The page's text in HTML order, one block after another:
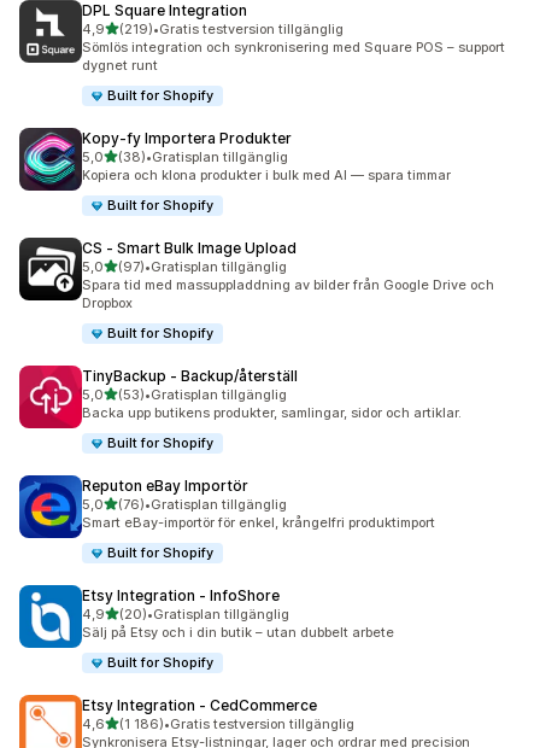
DPL Square Integration
4,9av 5 stjärnor
(219)
219 recensioner totalt
•Gratis testversion tillgänglig
Sömlös integration och synkronisering med Square POS – support
dygnet runt
Built for Shopify
Kopy‑fy Importera Produkter
5,0av 5 stjärnor
(38)
38 recensioner totalt
•Gratisplan tillgänglig
Kopiera och klona produkter i bulk med AI — spara timmar
Built for Shopify
CS ‑ Smart Bulk Image Upload
5,0av 5 stjärnor
(97)
97 recensioner totalt
•Gratisplan tillgänglig
Spara tid med massuppladdning av bilder från Google Drive och
Dropbox
Built for Shopify
TinyBackup ‑ Backup/återställ
5,0av 5 stjärnor
(53)
53 recensioner totalt
•Gratisplan tillgänglig
Backa upp butikens produkter, samlingar, sidor och artiklar.
Built for Shopify
Reputon eBay Importör
5,0av 5 stjärnor
(76)
76 recensioner totalt
•Gratisplan tillgänglig
Smart eBay-importör för enkel, krångelfri produktimport
Built for Shopify
Etsy Integration ‑ InfoShore
4,9av 5 stjärnor
(20)
20 recensioner totalt
•Gratisplan tillgänglig
Sälj på Etsy och i din butik – utan dubbelt arbete
Built for Shopify
Etsy Integration ‑ CedCommerce
4,6av 5 stjärnor
(1 186)
1186 recensioner totalt
•Gratis testversion tillgänglig
Synkronisera Etsy-listningar, lager och ordrar med precision